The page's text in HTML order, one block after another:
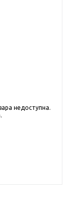
недоступна.